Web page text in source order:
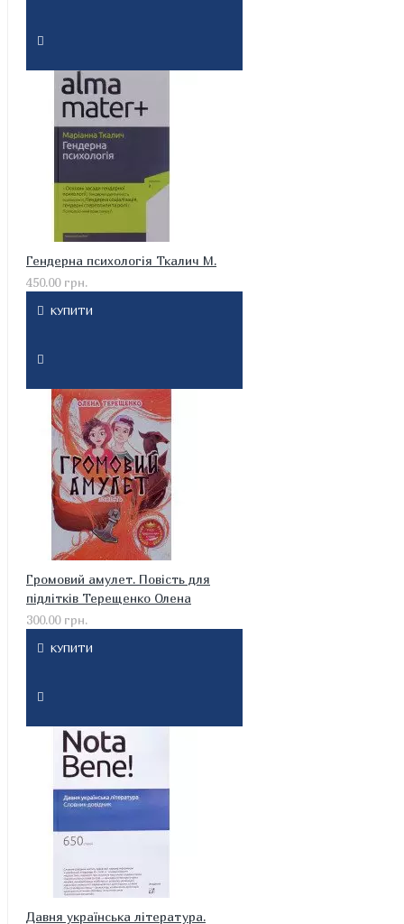
Гендерна психологія Ткалич М.
450.00 грн.
КУПИТИ
Громовий амулет. Повість для
підлітків Терещенко Олена
300.00 грн.
КУПИТИ
Давня українська література.